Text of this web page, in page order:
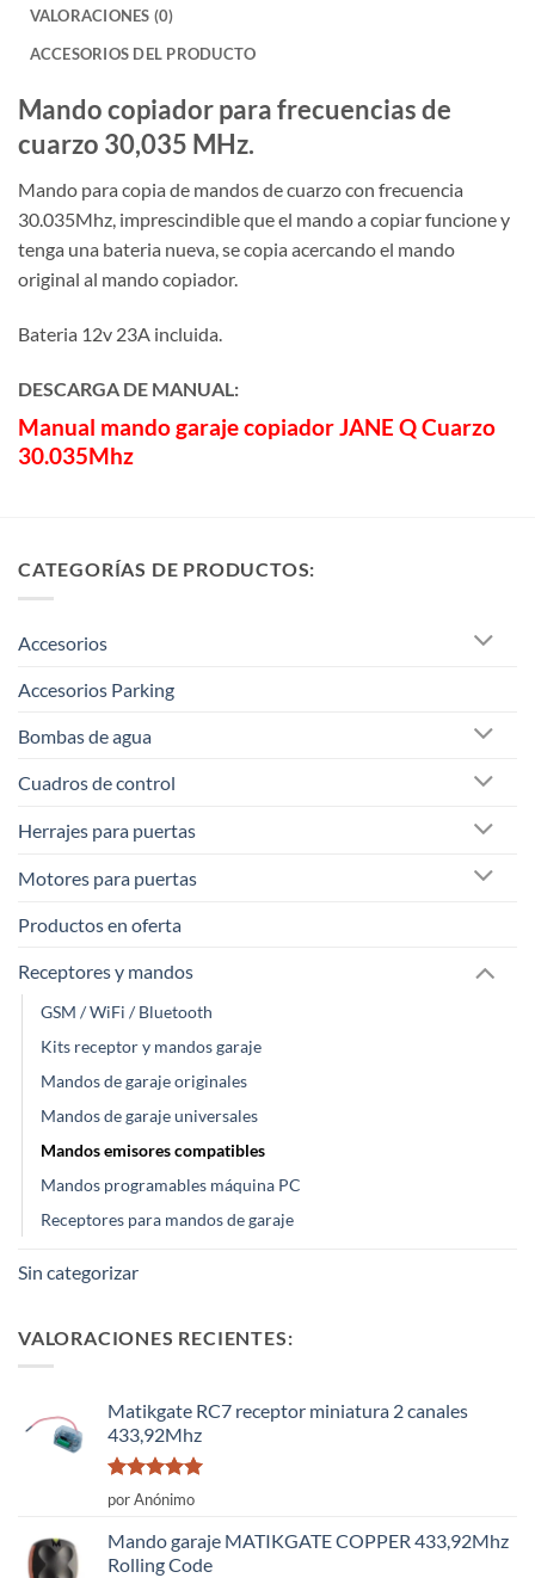
VALORACIONES (0)
ACCESORIOS DEL PRODUCTO
Mando copiador para frecuencias de
cuarzo 30,035 MHz.
Mando para copia de mandos de cuarzo con frecuencia
30.035Mhz, imprescindible que el mando a copiar funcione y
tenga una bateria nueva, se copia acercando el mando
original al mando copiador.
Bateria 12v 23A incluida.
DESCARGA DE MANUAL:
Manual mando garaje copiador JANE Q Cuarzo
30.035Mhz
CATEGORÍAS DE PRODUCTOS:
Accesorios
Accesorios Parking
Bombas de agua
Cuadros de control
Herrajes para puertas
Motores para puertas
Productos en oferta
Receptores y mandos
GSM / WiFi / Bluetooth
Kits receptor y mandos garaje
Mandos de garaje originales
Mandos de garaje universales
Mandos emisores compatibles
Mandos programables máquina PC
Receptores para mandos de garaje
Sin categorizar
VALORACIONES RECIENTES:
Matikgate RC7 receptor miniatura 2 canales
433,92Mhz
Valorado
con
por Anónimo
Mando garaje MATIKGATE COPPER 433,92Mhz
Rolling Code